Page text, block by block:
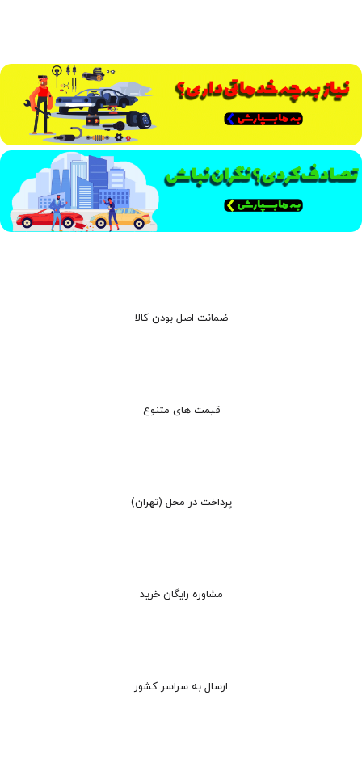
ضمانت اصل بودن کالا
قیمت های متنوع
پرداخت در محل (تهران)
مشاوره رایگان خرید
ارسال به سراسر کشور